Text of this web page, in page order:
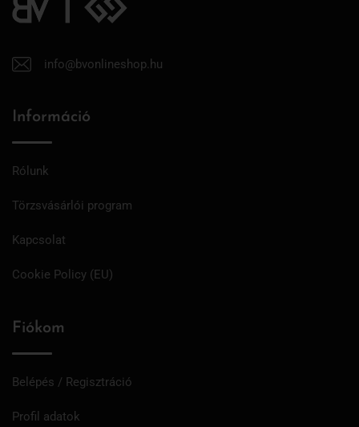
info@bvonlineshop.hu
Információ
Rólunk
Törzsvásárlói program
Kapcsolat
Cookie Policy (EU)
Fiókom
Belépés / Regisztráció
Profil adatok